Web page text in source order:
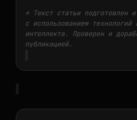
* Текст статьи подготовлен и
с использованием технологий
интеллекта. Проверен и
публикацией.